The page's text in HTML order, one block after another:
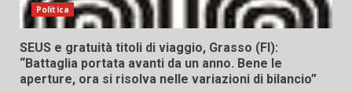
Politica
SEUS e gratuità titoli di viaggio, Grasso (FI):
“Battaglia portata avanti da un anno. Bene le
aperture, ora si risolva nelle variazioni di bilancio”